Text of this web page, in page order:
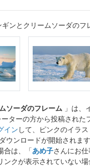
ンとクリームソーダのフ
ソーダのフレーム 」は、
ターの方から投稿され
イン して、ピンクのイラ
ウンロードが開始されます
合は、「あめ子さんにお
クが表示されていない